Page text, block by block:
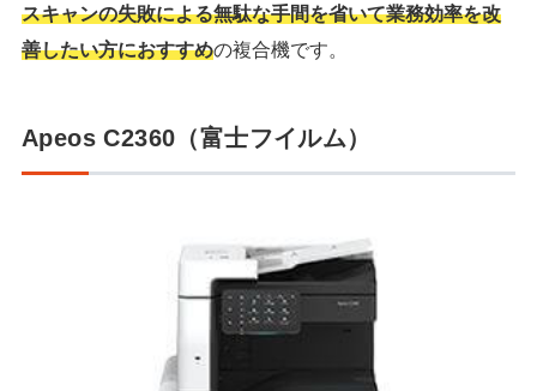
スキャンの失敗による無駄な手間を省いて業務効率を改
善したい方におすすめの複合機です。
Apeos C2360（富士フイルム）